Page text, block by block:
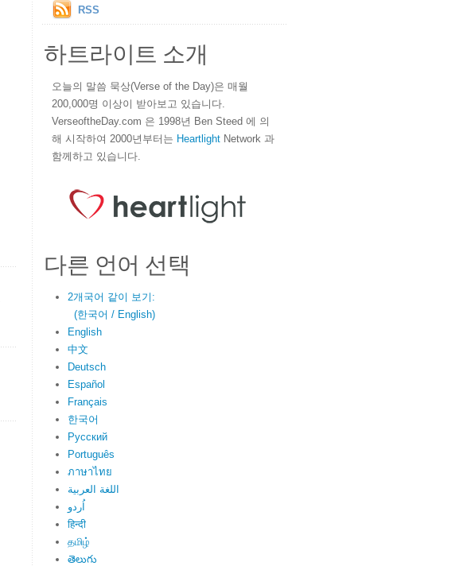
RSS
하트라이트 소개
오늘의 말씀 묵상(Verse of the Day)은 매월
200,000명 이상이 받아보고 있습니다.
VerseoftheDay.com 은 1998년 Ben Steed 에 의
해 시작하여 2000년부터는 Heartlight Network 과
함께하고 있습니다.
다른 언어 선택
2개국어 같이 보기:
(한국어 / English)
English
中文
Deutsch
Español
Français
한국어
Русский
Português
ภาษาไทย
اللغة العربية
اُردو
हिन्दी
தமிழ்
తెలుగు